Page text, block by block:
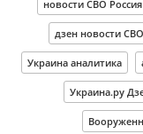
новости СВО Россия
дзен новости СВО
Украина аналитика
Украина.ру